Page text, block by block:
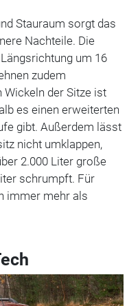
Stauraum sorgt das
Nachteile. Die
um 16
zudem
der Sitze ist
es einen erweiterten
gibt. Außerdem lässt
nicht umklappen,
2.000 Liter große
schrumpft. Für
immer mehr als